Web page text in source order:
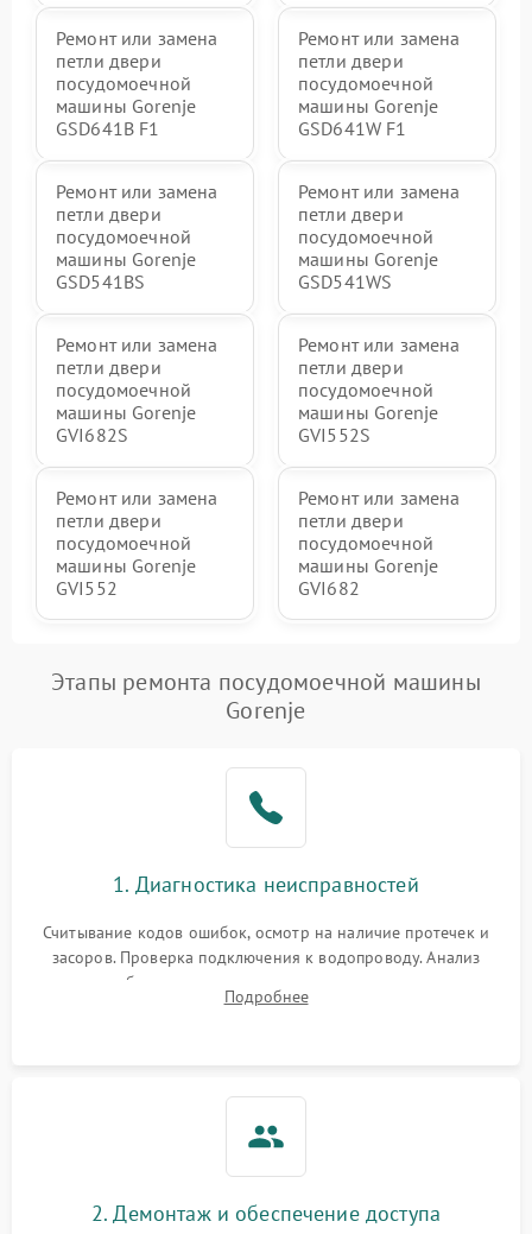
Ремонт или замена
петли двери
посудомоечной
машины Gorenje
GSD641B F1
Ремонт или замена
петли двери
посудомоечной
машины Gorenje
GSD641W F1
Ремонт или замена
петли двери
посудомоечной
машины Gorenje
GSD541BS
Ремонт или замена
петли двери
посудомоечной
машины Gorenje
GSD541WS
Ремонт или замена
петли двери
посудомоечной
машины Gorenje
GVI682S
Ремонт или замена
петли двери
посудомоечной
машины Gorenje
GVI552S
Ремонт или замена
петли двери
посудомоечной
машины Gorenje
GVI552
Ремонт или замена
петли двери
посудомоечной
машины Gorenje
GVI682
Этапы ремонта посудомоечной машины
Gorenje
1. Диагностика неисправностей
Считывание кодов ошибок, осмотр на наличие протечек и
засоров. Проверка подключения к водопроводу. Анализ
жалоб на отсутствие слива, нагрева, вращения
разбрызгивателей или срабатывание системы защиты
Подробнее
2. Демонтаж и обеспечение доступа